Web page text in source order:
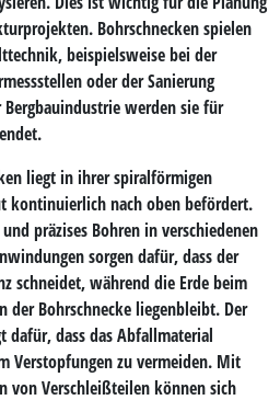
Bohrschnecken spielen
beispielsweise bei der
oder der Sanierung
werden sie für
liegt in ihrer spiralförmigen
kontinuierlich nach oben befördert.
präzises Bohren in verschiedenen
sorgen dafür, dass der
schneidet, während die Erde beim
der Bohrschnecke liegenbleibt. Der
dafür, dass das Abfallmaterial
Verstopfungen zu vermeiden. Mit
von Verschleißteilen können sich